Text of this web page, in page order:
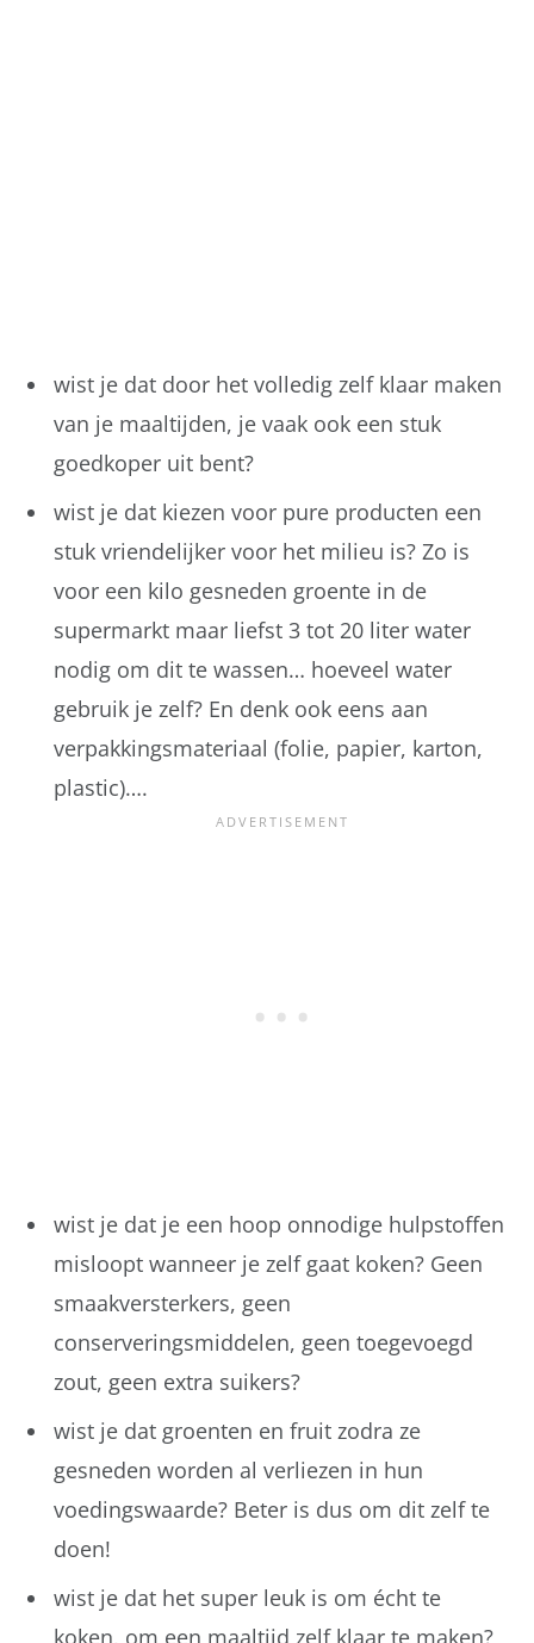
wist je dat door het volledig zelf klaar maken
van je maaltijden, je vaak ook een stuk
goedkoper uit bent?
wist je dat kiezen voor pure producten een
stuk vriendelijker voor het milieu is? Zo is
voor een kilo gesneden groente in de
supermarkt maar liefst 3 tot 20 liter water
nodig om dit te wassen… hoeveel water
gebruik je zelf? En denk ook eens aan
verpakkingsmateriaal (folie, papier, karton,
plastic)….
wist je dat je een hoop onnodige hulpstoffen
misloopt wanneer je zelf gaat koken? Geen
smaakversterkers, geen
conserveringsmiddelen, geen toegevoegd
zout, geen extra suikers?
wist je dat groenten en fruit zodra ze
gesneden worden al verliezen in hun
voedingswaarde? Beter is dus om dit zelf te
doen!
wist je dat het super leuk is om écht te
koken, om een maaltijd zelf klaar te maken?